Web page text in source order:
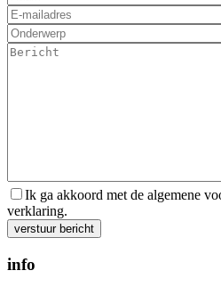
Ik ga akkoord met de algemene
verklaring.
Gelieve dit veld leeg te laten.
info